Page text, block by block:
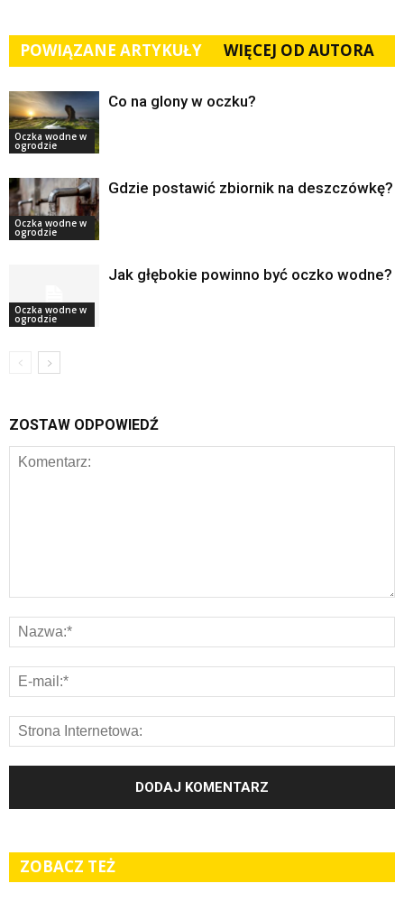
POWIĄZANE ARTYKUŁY WIĘCEJ OD AUTORA
Oczka wodne w
ogrodzie
Co na glony w oczku?
Oczka wodne w
ogrodzie
Gdzie postawić zbiornik na deszczówkę?
Oczka wodne w
ogrodzie
Jak głębokie powinno być oczko wodne?
ZOSTAW ODPOWIEDŹ
ZOBACZ TEŻ